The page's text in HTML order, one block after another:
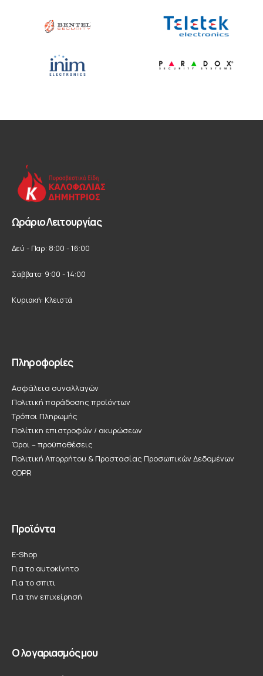
Ωράριο Λειτουργίας
Δεύ - Παρ: 8:00 - 16:00
Σάββατο: 9:00 - 14:00
Κυριακή: Κλειστά
Πληροφορίες
Ασφάλεια συναλλαγών
Πολιτική παράδοσης προϊόντων
Τρόποι Πληρωμής
Πολίτικη επιστροφών / ακυρώσεων
Όροι – προϋποθέσεις
Πολιτική Απορρήτου & Προστασίας Προσωπικών Δεδομένων
GDPR
Προϊόντα
E-Shop
Για το αυτοκίνητο
Για το σπιτι
Για την επιχείρησή
Ο λογαριασμός μου